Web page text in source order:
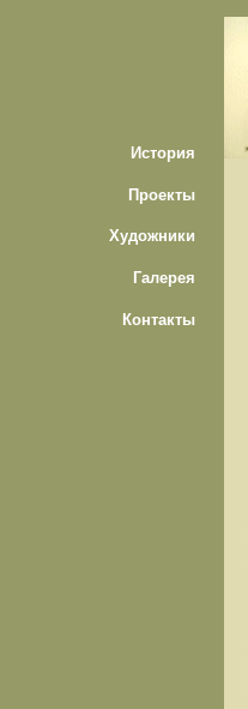
История
Проекты
Художники
Галерея
Контакты